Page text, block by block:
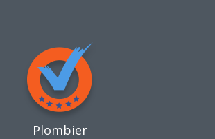
Plombier